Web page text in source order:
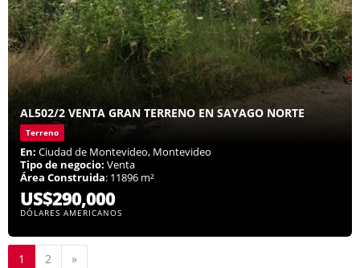
AL502/2 VENTA GRAN TERRENO EN SAYAGO NORTE
Terreno
En: Ciudad de Montevideo, Montevideo
Tipo de negocio: Venta
Área Construida: 11896 m²
US$290,000
DÓLARES AMERICANOS
1 2 »